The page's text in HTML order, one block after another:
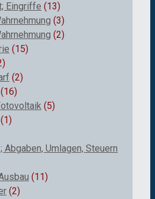
Eingriffe (13)
(3)
(2)
(15)
(2)
(16)
(5)
(1)
Abgaben, Umlagen, Steuern
(11)
(2)